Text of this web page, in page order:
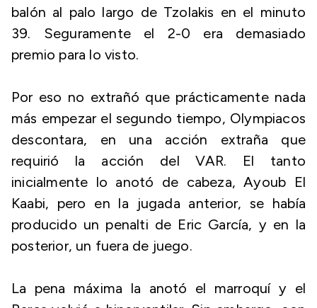
balón al palo largo de Tzolakis en el minuto
39. Seguramente el 2-0 era demasiado
premio para lo visto.
Por eso no extrañó que prácticamente nada
más empezar el segundo tiempo, Olympiacos
descontara, en una acción extraña que
requirió la acción del VAR. El tanto
inicialmente lo anotó de cabeza, Ayoub El
Kaabi, pero en la jugada anterior, se había
producido un penalti de Eric García, y en la
posterior, un fuera de juego.
La pena máxima la anotó el marroquí y el